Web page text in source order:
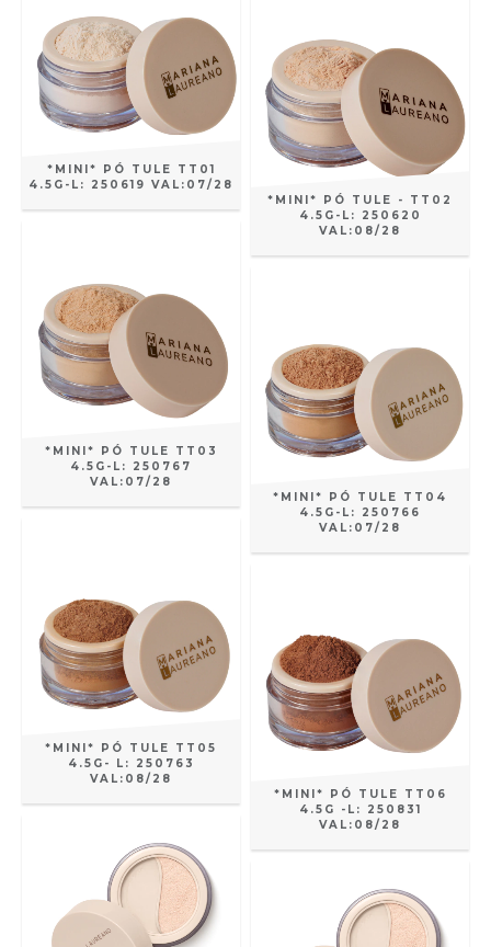
*MINI* PÓ TULE TT01
4.5G-L: 250619 VAL:07/28
*MINI* PÓ TULE - TT02
4.5G-L: 250620
VAL:08/28
*MINI* PÓ TULE TT03
4.5G-L: 250767
VAL:07/28
*MINI* PÓ TULE TT04
4.5G-L: 250766
VAL:07/28
*MINI* PÓ TULE TT05
4.5G- L: 250763
VAL:08/28
*MINI* PÓ TULE TT06
4.5G -L: 250831
VAL:08/28